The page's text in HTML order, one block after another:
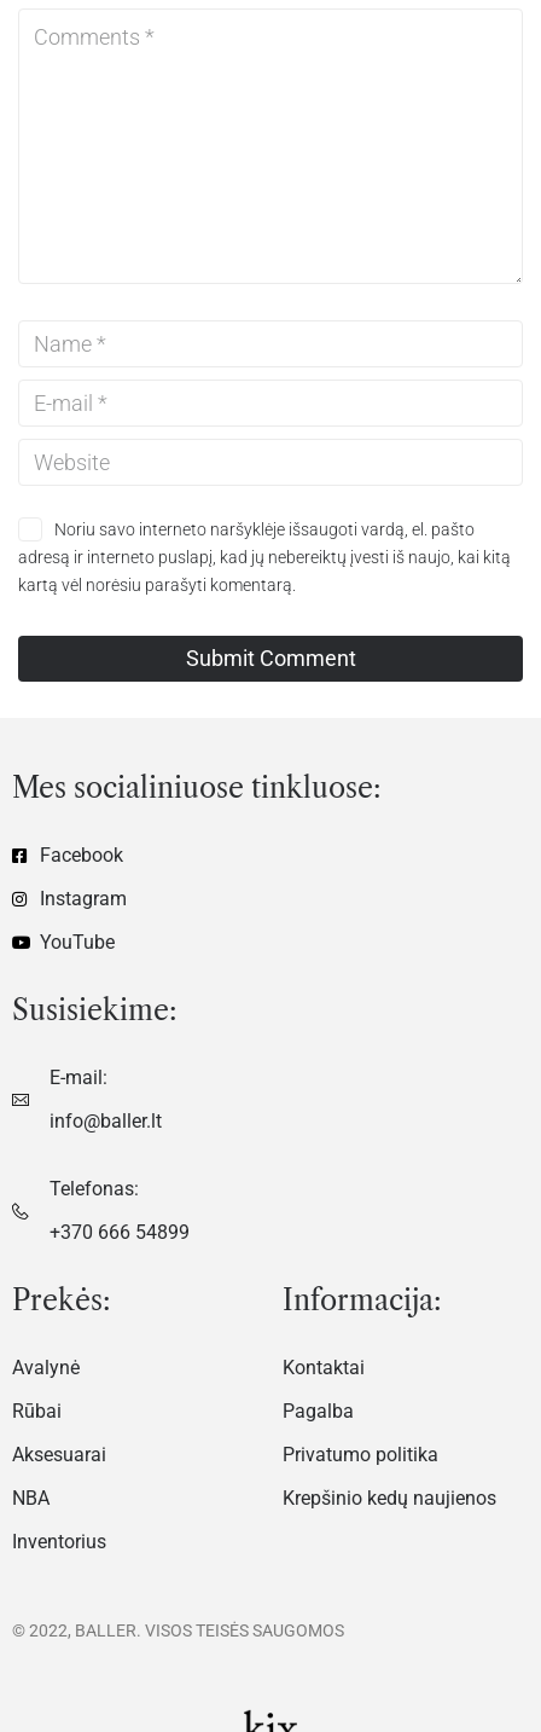
Noriu savo interneto naršyklėje išsaugoti vardą, el. pašto
adresą ir interneto puslapį, kad jų nebereiktų įvesti iš naujo, kai kitą
kartą vėl norėsiu parašyti komentarą.
Mes socialiniuose tinkluose:
Facebook
Instagram
YouTube
Susisiekime:
E-mail:
info@baller.lt
Telefonas:
+370 666 54899
Prekės:
Avalynė
Rūbai
Aksesuarai
NBA
Inventorius
Informacija:
Kontaktai
Pagalba
Privatumo politika
Krepšinio kedų naujienos
© 2022, BALLER. VISOS TEISĖS SAUGOMOS